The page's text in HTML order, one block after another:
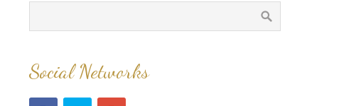
Social Networks